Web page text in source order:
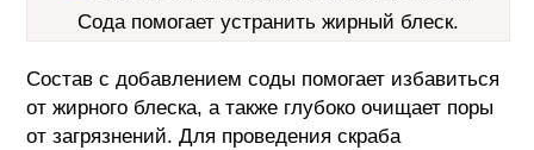
Сода помогает устранить жирный блеск.
Состав с добавлением соды помогает избавиться
от жирного блеска, а также глубоко очищает поры
от загрязнений. Для проведения скраба